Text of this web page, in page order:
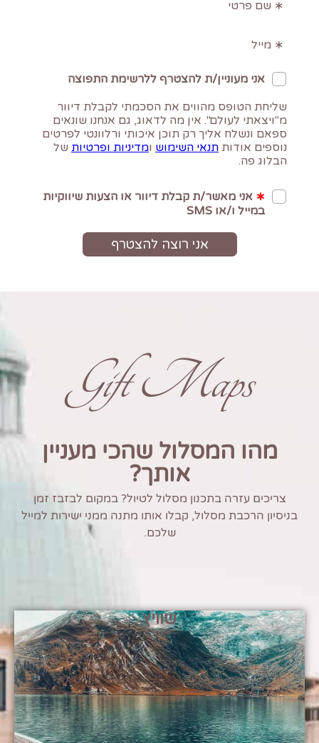
Gift Maps
מהו המסלול שהכי מעניין
אותך?
צריכים עזרה בתכנון מסלול לטיול? במקום לבזבז זמן
בניסיון הרכבת מסלול, קבלו אותו מתנה ממני ישירות למייל
שלכם.
שוויץ